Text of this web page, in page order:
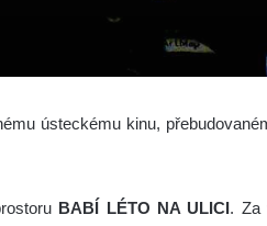
ústeckému kinu,
BABÍ LÉTO NA ULICI. Za